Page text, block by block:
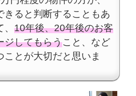
きると判断することもあ
10年後、20年後のお客
ジしてもらうこと、など
ことが大切だと思いま